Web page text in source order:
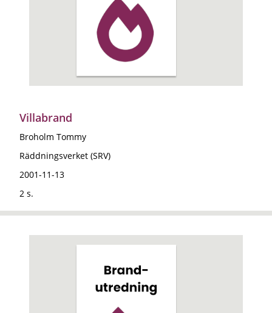
Villabrand
Broholm Tommy
Räddningsverket (SRV)
2001-11-13
2 s.